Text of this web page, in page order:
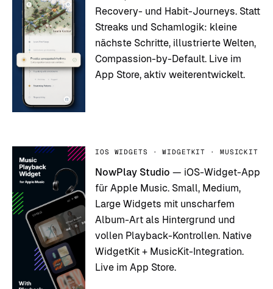
Recovery- und Habit-Journeys. Statt
Streaks und Schamlogik: kleine
nächste Schritte, illustrierte Welten,
Compassion-by-Default. Live im
App Store, aktiv weiterentwickelt.
IOS WIDGETS · WIDGETKIT · MUSICKIT
NowPlay Studio — iOS-Widget-App
für Apple Music. Small, Medium,
Large Widgets mit unscharfem
Album-Art als Hintergrund und
vollen Playback-Kontrollen. Native
WidgetKit + MusicKit-Integration.
Live im App Store.